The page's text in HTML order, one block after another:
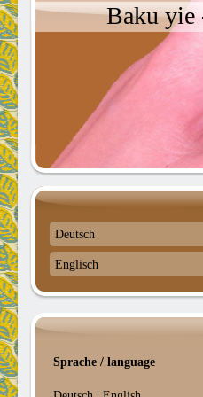
Baku yie
Deutsch
Englisch
Sprache / language